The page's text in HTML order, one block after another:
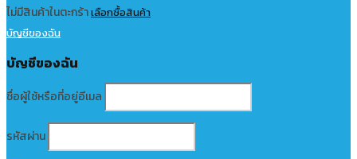
ไม่มีสินค้าในตะกร้าเลือกซื้อสินค้า
บัญชีของฉัน
บัญชีของฉัน
ชื่อผู้ใช้หรือที่อยู่อีเมล
รหัสผ่าน